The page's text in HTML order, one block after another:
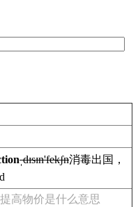
ˌdɪsɪn'fekʃn消毒出国，
提高物价是什么意思